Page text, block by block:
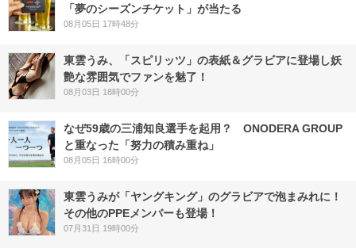
「夢のシーズンチケット」が当たる
08月05日 17時48分
東雲うみ、「スピリッツ」の表紙＆グラビアに登場し妖
艶な雰囲気でファンを魅了！
08月03日 18時00分
なぜ59歳の三浦知良選手を起用？ ONODERA GROUP
と重なった「努力の積み重ね」
08月05日 16時00分
東雲うみが「ヤングキング」のグラビアで泡まみれに！
その他のPPEメンバーも登場！
07月31日 19時00分